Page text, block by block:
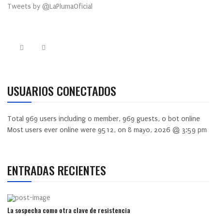
Tweets by @LaPlumaOficial
USUARIOS CONECTADOS
Total 969 users including 0 member, 969 guests, 0 bot online
Most users ever online were 9512, on 8 mayo, 2026 @ 3:59 pm
ENTRADAS RECIENTES
La sospecha como otra clave de resistencia